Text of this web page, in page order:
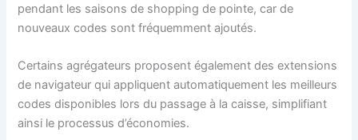
pendant les saisons de shopping de pointe, car de
nouveaux codes sont fréquemment ajoutés.
Certains agrégateurs proposent également des extensions
de navigateur qui appliquent automatiquement les meilleurs
codes disponibles lors du passage à la caisse, simplifiant
ainsi le processus d’économies.